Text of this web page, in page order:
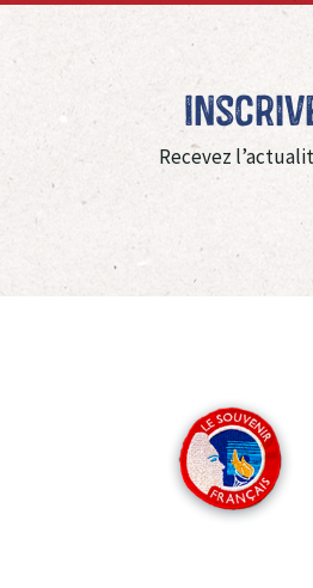
Recevez